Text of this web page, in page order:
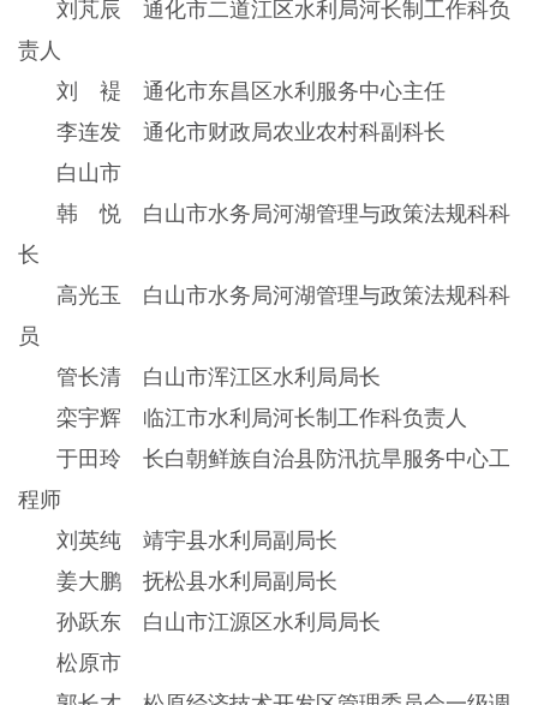
刘芃辰 通化市二道江区水利局河长制工作科负
责人
刘 褆 通化市东昌区水利服务中心主任
李连发 通化市财政局农业农村科副科长
白山市
韩 悦 白山市水务局河湖管理与政策法规科科
长
高光玉 白山市水务局河湖管理与政策法规科科
员
管长清 白山市浑江区水利局局长
栾宇辉 临江市水利局河长制工作科负责人
于田玲 长白朝鲜族自治县防汛抗旱服务中心工
程师
刘英纯 靖宇县水利局副局长
姜大鹏 抚松县水利局副局长
孙跃东 白山市江源区水利局局长
松原市